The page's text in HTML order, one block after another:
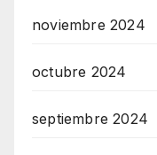
noviembre 2024
octubre 2024
septiembre 2024